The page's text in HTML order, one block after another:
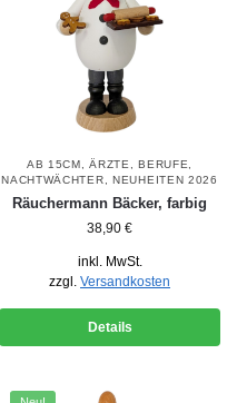
AB 15CM ,ÄRZTE ,BERUFE
NACHTWÄCHTER
NEUHEITEN 2026
Räuchermann Bäcker, farbig
38,90 €
inkl. MwSt.
zzgl. Versandkosten
Details